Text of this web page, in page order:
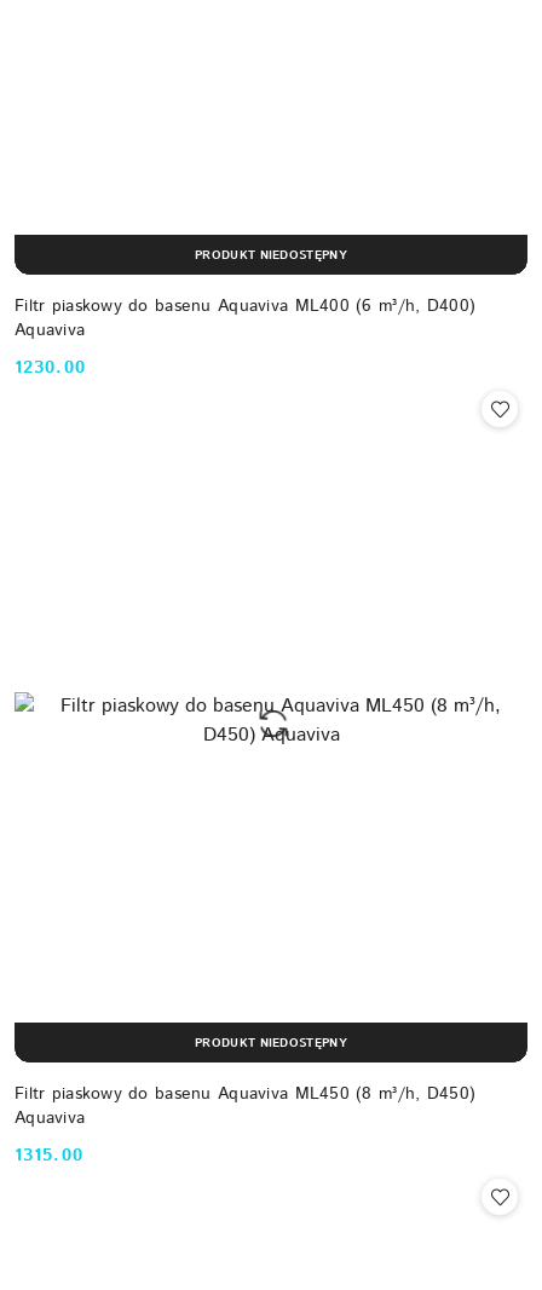
Filtr piaskowy do basenu Aquaviva ML400 (6 m³/h, D400)
Aquaviva
Cena:
1230.00
PRODUKT NIEDOSTĘPNY
Filtr piaskowy do basenu Aquaviva ML450 (8 m³/h, D450)
Aquaviva
Cena:
1315.00
PRODUKT NIEDOSTĘPNY